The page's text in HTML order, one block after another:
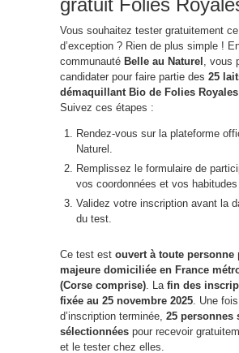
Vous souhaitez tester gratuitement
d’exception ? Rien de plus simple !
communauté Belle au Naturel , vous
candidater pour faire partie des 25
démaquillant Bio de Folies
Suivez ces étapes :
Rendez-vous sur la plateforme
Naturel.
Remplissez le formulaire de
vos coordonnées et vos habitudes
Validez votre inscription avant la
du test.
Ce test est ouvert à toute personne
majeure domiciliée en France
(Corse comprise) . La fin des
fixée au 25 novembre 2025 . Une
d’inscription terminée, 25 personnes
sélectionnées pour recevoir
et le tester chez elles.